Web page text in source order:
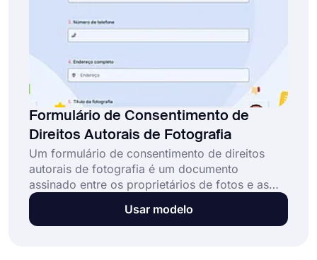
Formulário de Consentimento de
Direitos Autorais de Fotografia
Um formulário de consentimento de direitos
autorais de fotografia é um documento
assinado entre os proprietários de fotos e as
pessoas que desejam usar a foto. Com este
formulário, o proprietário da foto renuncia a
Usar modelo